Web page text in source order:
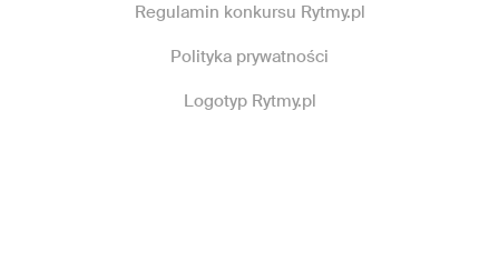
Regulamin konkursu Rytmy.pl
Polityka prywatności
Logotyp Rytmy.pl